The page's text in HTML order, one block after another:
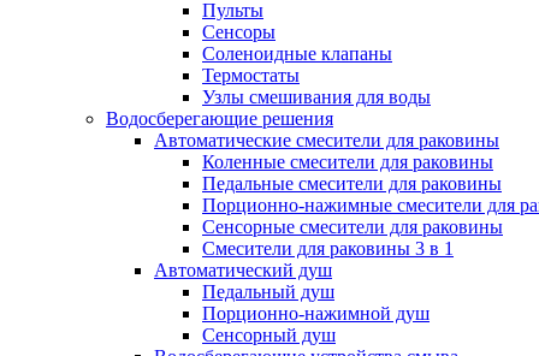
Пульты
Сенсоры
Соленоидные клапаны
Термостаты
Узлы смешивания для воды
Водосберегающие решения
Автоматические смесители для раковины
Коленные смесители для раковины
Педальные смесители для раковины
Порционно-нажимные смесители для
Сенсорные смесители для раковины
Смесители для раковины 3 в 1
Автоматический душ
Педальный душ
Порционно-нажимной душ
Сенсорный душ